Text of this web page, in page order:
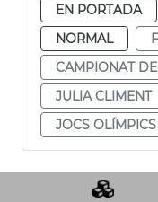
EN PORTADA
NORMAL
CAMPIONAT
JULIA CLIMENT
JOCS